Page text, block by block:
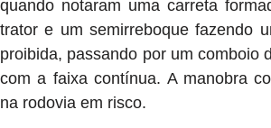
quando notaram uma carreta
trator e um semirreboque fazendo
proibida, passando por um comboio
com a faixa contínua. A manobra
na rodovia em risco.